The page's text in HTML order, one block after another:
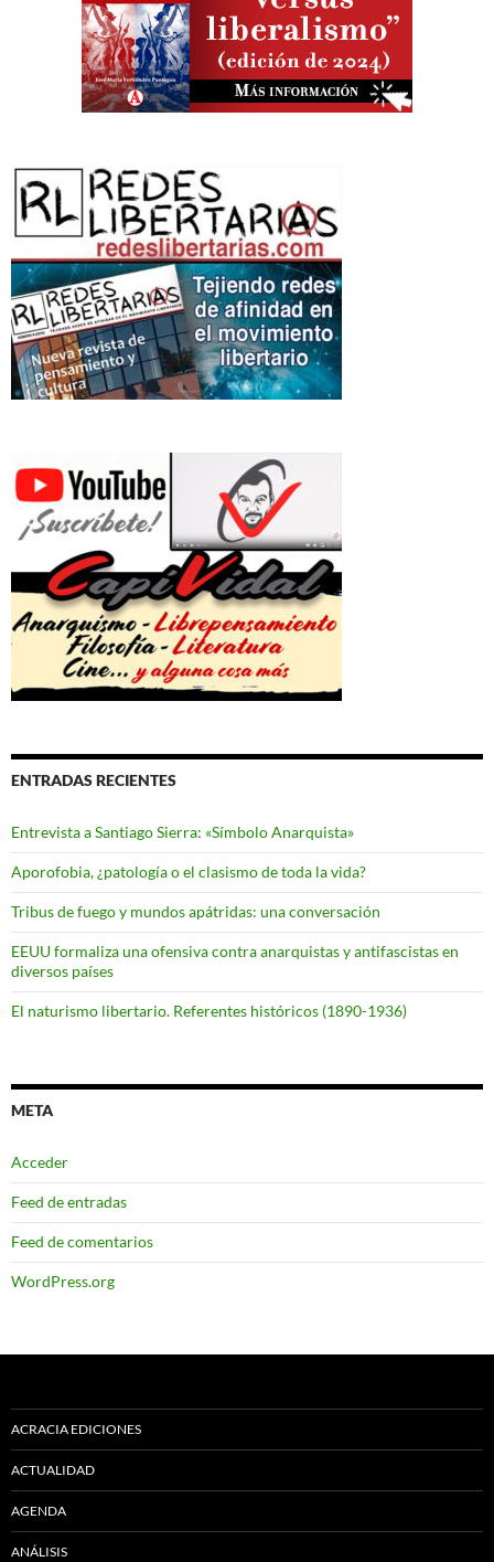
ENTRADAS RECIENTES
Entrevista a Santiago Sierra: «Símbolo Anarquista»
Aporofobia, ¿patología o el clasismo de toda la vida?
Tribus de fuego y mundos apátridas: una conversación
EEUU formaliza una ofensiva contra anarquistas y antifascistas en
diversos países
El naturismo libertario. Referentes históricos (1890-1936)
META
Acceder
Feed de entradas
Feed de comentarios
WordPress.org
ACRACIA EDICIONES
ACTUALIDAD
AGENDA
ANÁLISIS